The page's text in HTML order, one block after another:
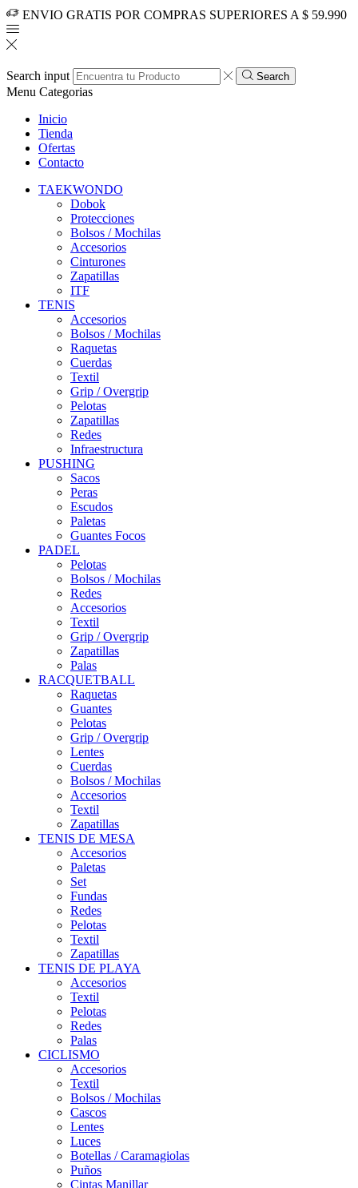
ENVIO GRATIS POR COMPRAS SUPERIORES A $ 59.990
Search input Search
Menu Categorias
Inicio
Tienda
Ofertas
Contacto
TAEKWONDO
Dobok
Protecciones
Bolsos / Mochilas
Accesorios
Cinturones
Zapatillas
ITF
TENIS
Accesorios
Bolsos / Mochilas
Raquetas
Cuerdas
Textil
Grip / Overgrip
Pelotas
Zapatillas
Redes
Infraestructura
PUSHING
Sacos
Peras
Escudos
Paletas
Guantes Focos
PADEL
Pelotas
Bolsos / Mochilas
Redes
Accesorios
Textil
Grip / Overgrip
Zapatillas
Palas
RACQUETBALL
Raquetas
Guantes
Pelotas
Grip / Overgrip
Lentes
Cuerdas
Bolsos / Mochilas
Accesorios
Textil
Zapatillas
TENIS DE MESA
Accesorios
Paletas
Set
Fundas
Redes
Pelotas
Textil
Zapatillas
TENIS DE PLAYA
Accesorios
Textil
Pelotas
Redes
Palas
CICLISMO
Accesorios
Textil
Bolsos / Mochilas
Cascos
Lentes
Luces
Botellas / Caramagiolas
Puños
Cintas Manillar